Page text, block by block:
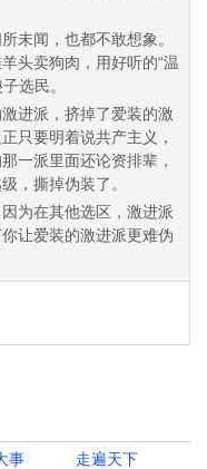
未闻，也都不敢想象。
头卖狗肉，用好听的“温
选民。
进派，挤掉了爱装的激
只要明着说共产主义，
一派里面还论资排辈，
，撕掉伪装了。
为在其他选区，激进派
让爱装的激进派更难伪
事
走遍天下